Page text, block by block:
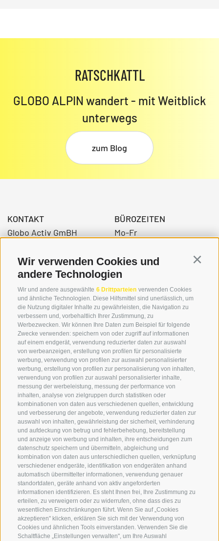
Wir verwenden Cookies und
andere Technologien
Wir und andere ausgewählte 6 Drittparteien verwenden Cookies
und ähnliche Technologien. Diese Hilfsmittel sind unerlässlich, um
die Nutzung digitaler Inhalte zu gewährleisten, die Navigation zu
verbessern und, vorbehaltlich Ihrer Zustimmung, zu
Werbezwecken. Wir können Ihre Daten zum Beispiel für folgende
Zwecke verwenden: speichern von oder zugriff auf informationen
auf einem endgerät, verwendung reduzierter daten zur auswahl
von werbeanzeigen, erstellung von profilen für personalisierte
werbung, verwendung von profilen zur auswahl personalisierter
werbung, erstellung von profilen zur personalisierung von inhalten,
verwendung von profilen zur auswahl personalisierter inhalte,
messung der werbeleistung, messung der performance von
inhalten, analyse von zielgruppen durch statistiken oder
kombinationen von daten aus verschiedenen quellen, entwicklung
und verbesserung der angebote, verwendung reduzierter daten zur
auswahl von inhalten, gewährleistung der sicherheit, verhinderung
und aufdeckung von betrug und fehlerbehebung, bereitstellung
und anzeige von werbung und inhalten, ihre entscheidungen zum
datenschutz speichern und übermitteln, abgleichung und
kombination von daten aus unterschiedlichen quellen, verknüpfung
verschiedener endgeräte, identifikation von endgeräten anhand
automatisch übermittelter informationen, verwendung genauer
standortdaten, geräte anhand von aktiv angeforderten
informationen identifizieren. Es steht Ihnen frei, Ihre Zustimmung zu
erteilen, zu verweigern oder zu widerrufen, ohne dass dies zu
wesentlichen Einschränkungen führt. Wenn Sie auf „Cookies
akzeptieren" klicken, erklären Sie sich mit der Verwendung von
Cookies und ähnlichen Tools einverstanden. Verwenden Sie die
Schaltfläche „Einstellungen verwalten", um Ihre Auswahl
RATSCHKATTL
GLOBO ALPIN wandert - mit Weitblick
unterwegs
zum Blog
KONTAKT
Globo Activ GmBH
39034 Toblach
+39 0474 976139
info@globoalpin.com
BÜROZEITEN
Mo-Fr
14.00 – 17:00 Uhr
SERVICE
Kontakt
Wetter & Lawinen
FAQ & AGB
Schwierigkeitseinteilung
Reisetaschen & Dry Bag
Newsletter
Leihausrüstung
Login
Bezahlung
Partner
Pauschalreiserichtlinie
ON TOUR
Wir
Winterprogramm
Sommerprogramm